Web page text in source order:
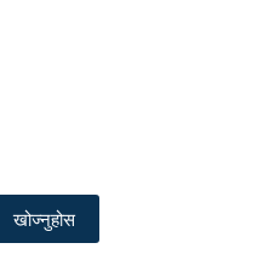
खोज्नुहोस